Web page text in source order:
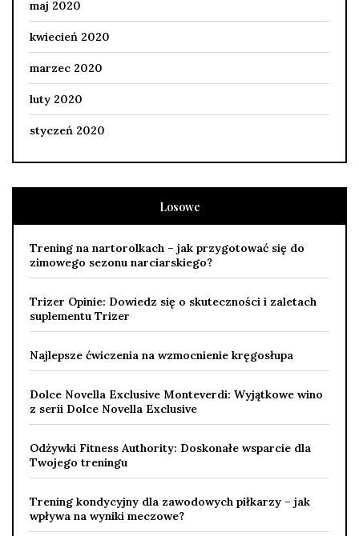
maj 2020
kwiecień 2020
marzec 2020
luty 2020
styczeń 2020
Losowe
Trening na nartorolkach – jak przygotować się do
zimowego sezonu narciarskiego?
Trizer Opinie: Dowiedz się o skuteczności i zaletach
suplementu Trizer
Najlepsze ćwiczenia na wzmocnienie kręgosłupa
Dolce Novella Exclusive Monteverdi: Wyjątkowe wino
z serii Dolce Novella Exclusive
Odżywki Fitness Authority: Doskonałe wsparcie dla
Twojego treningu
Trening kondycyjny dla zawodowych piłkarzy – jak
wpływa na wyniki meczowe?